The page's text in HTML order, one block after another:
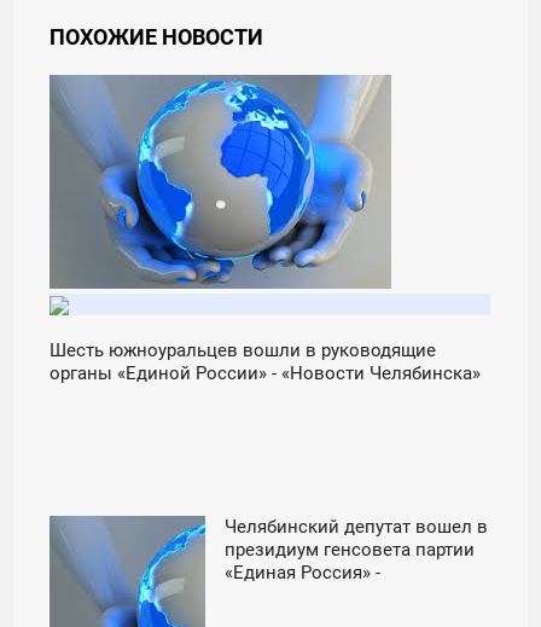
ПОХОЖИЕ НОВОСТИ
Шесть южноуральцев вошли в руководящие
органы «Единой России» - «Новости Челябинска»
Челябинский депутат вошел в
президиум генсовета партии
«Единая Россия» -